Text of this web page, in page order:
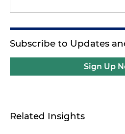
Subscribe to Updates
Sign Up
Related Insights